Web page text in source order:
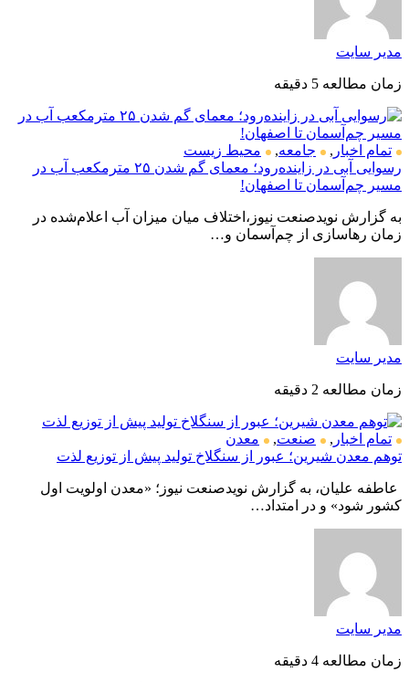
مدیر سایت
زمان مطالعه 5 دقیقه
تمام اخبار , جامعه,
محیط زیست
رسوایی آبی در زاینده‌رود؛ معمای گم شدن ۲۵ مترمکعب آب در
مسیر چم‌آسمان تا اصفهان!
به گزارش نویدصنعت نیوز،اختلاف میان میزان آب اعلام‌شده در
زمان رهاسازی از چم‌آسمان و…
مدیر سایت
زمان مطالعه 2 دقیقه
تمام اخبار , صنعت,
معدن
توهم معدن شیرین؛ عبور از سنگلاخ تولید پیش از توزیع لذت
عاطفه علیان، به گزارش نویدصنعت نیوز؛ «معدن اولویت اول
کشور شود» و در امتداد…
مدیر سایت
زمان مطالعه 4 دقیقه